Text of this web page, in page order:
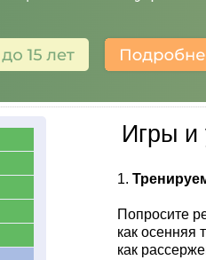
Игры и
1.
Попросите
как осенняя
как